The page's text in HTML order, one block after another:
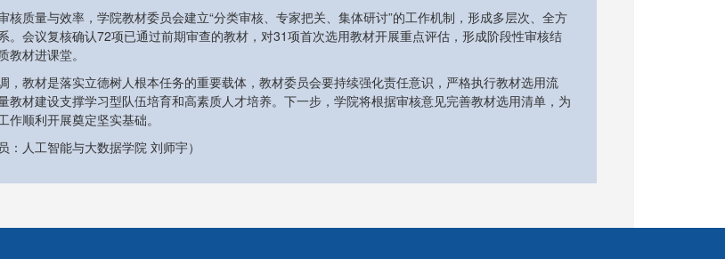
核质量与效率，学院教材委员会建立“分类审核、专家把关、集体研讨”的工作机制，形成多层次、全方
。会议复核确认72项已通过前期审查的教材，对31项首次选用教材开展重点评估，形成阶段性审核结
教材进课堂。
，教材是落实立德树人根本任务的重要载体，教材委员会要持续强化责任意识，严格执行教材选用流
教材建设支撑学习型队伍培育和高素质人才培养。下一步，学院将根据审核意见完善教材选用清单，为
作顺利开展奠定坚实基础。
：人工智能与大数据学院 刘师宇）